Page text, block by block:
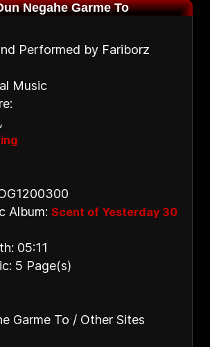
Negahe Garme To
Performed by Fariborz
Music
,
Album: Scent of Yesterday 30
05:11
5 Page(s)
Garme To / Other Sites